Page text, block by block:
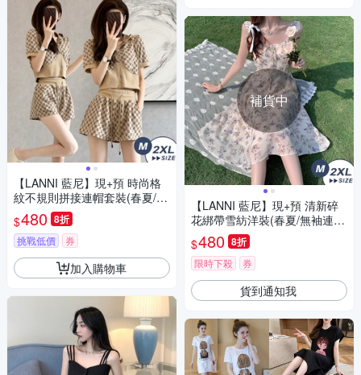
【LANNI 藍尼】現+預 時尚格
紋不規則拼接連帽套裝(春夏/短
袖套裝/運動套裝/居家服/版型偏
小)
$480 8折
挑戰低價 券
加入購物車
補貨中
【LANNI 藍尼】現+預 清新碎
花綁帶雪紡洋裝(春夏/無袖連身
裙/碎花洋裝/吊帶長裙/收腰設
計)
$480 8折
限時下殺 券
貨到通知我